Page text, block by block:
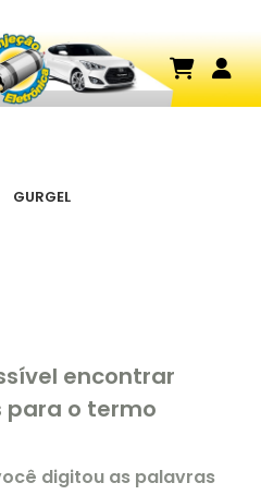
GURGEL
encontrar
para o termo
digitou as palavras